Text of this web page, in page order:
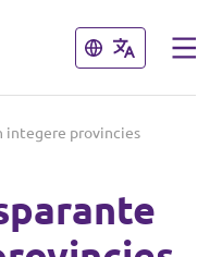
Sluiten
Sluiten
integere provincies